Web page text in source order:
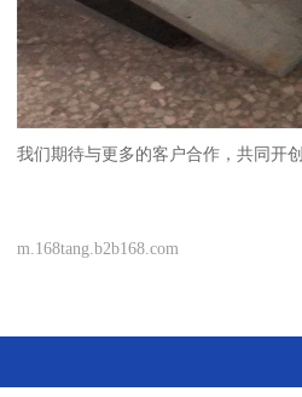
我们期待与更多的客户合作，共同开
m.168tang.b2b168.com